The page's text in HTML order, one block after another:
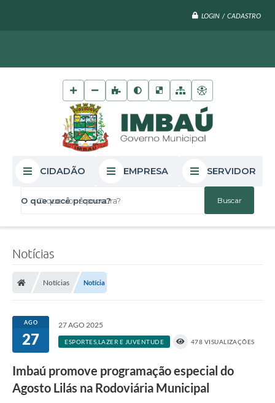
LOGIN / CADASTRO
O que você procura?
CIDADÃO EMPRESA SERVIDOR
Notícias
Notícias Notícia
AGO
27
27 AGO 2025
ESPORTES,LAZER E JUVENTUDE 478 VISUALIZAÇÕES
Imbaú promove programação especial do
Agosto Lilás na Rodoviária Municipal